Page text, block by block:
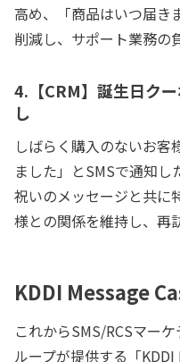
高め、「商品はいつ届き
削減し、サポート業務の
4.【CRM】誕生日ク
し
しばらく購入のないお客
ました」とSMSで通知し
祝いのメッセージと共に
様との関係を維持し、再
KDDI Message
これからSMS/RCSマー
ループが提供する「